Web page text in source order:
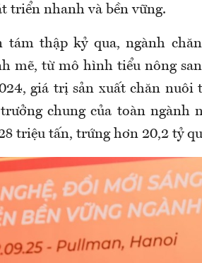
triển nhanh và bền vững.
tám thập kỷ qua, ngành
mẽ, từ mô hình tiểu nông
giá trị sản xuất chăn nuôi
chung của toàn ngành
triệu tấn, trứng hơn 20,2 tỷ